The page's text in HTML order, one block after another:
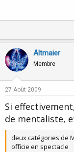
Altmaier
Membre
27 Août 2009
Si
de mentaliste,
deux catégories de
officie en spectacle